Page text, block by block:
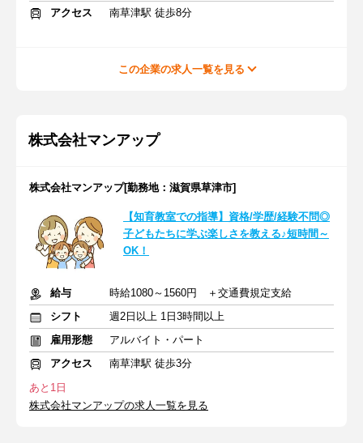
アクセス
南草津駅 徒歩8分
この企業の求人一覧を見る
株式会社マンアップ
株式会社マンアップ[勤務地：滋賀県草津市]
【知育教室での指導】資格/学歴/経験不問◎
子どもたちに学ぶ楽しさを教える♪短時間～
OK！
給与
時給1080～1560円 ＋交通費規定支給
シフト
週2日以上 1日3時間以上
雇用形態
アルバイト・パート
アクセス
南草津駅 徒歩3分
あと1日
株式会社マンアップの求人一覧を見る